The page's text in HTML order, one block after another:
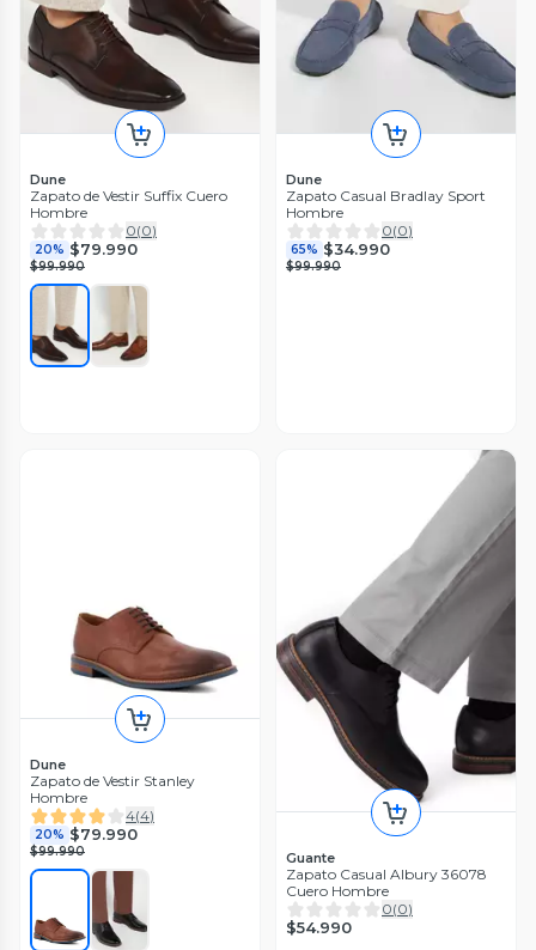
Dune
Zapato de Vestir Suffix Cuero
Hombre
0(0)
20% $79.990
$99.990
Dune
Zapato Casual Bradlay Sport
Hombre
0(0)
65% $34.990
$99.990
Dune
Zapato de Vestir Stanley
Hombre
4(4)
20% $79.990
$99.990 Guante
Zapato Casual Albury 36078
Cuero Hombre
0(0)
$54.990